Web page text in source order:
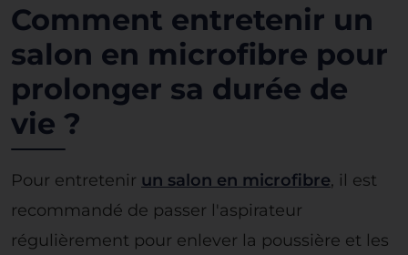
Comment entretenir un
salon en microfibre pour
prolonger sa durée de
vie ?
Pour entretenir un salon en microfibre, il est
recommandé de passer l'aspirateur
régulièrement pour enlever la poussière et les